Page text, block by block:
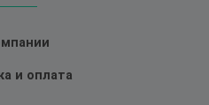
и оплата